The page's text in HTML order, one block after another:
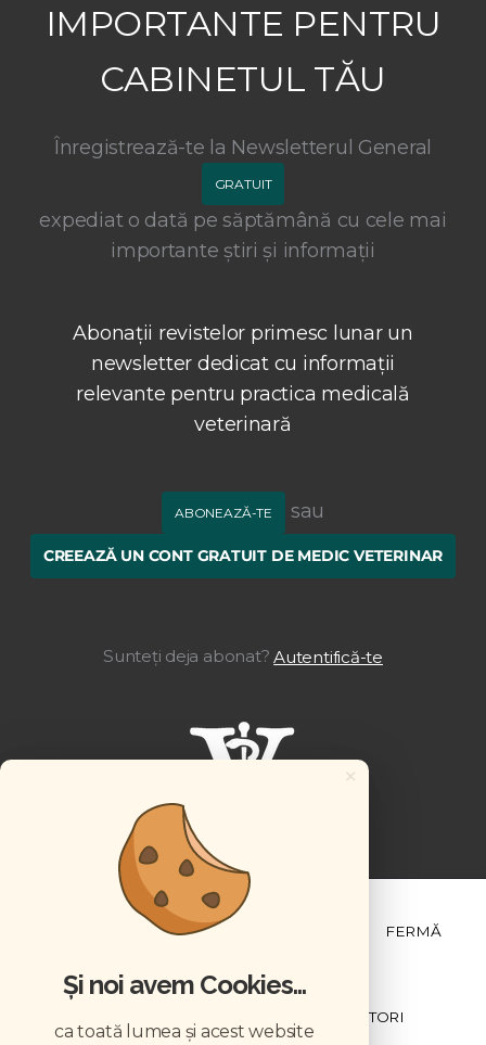
IMPORTANTE PENTRU
CABINETUL TĂU
Înregistrează-te la Newsletterul General
GRATUIT
expediat o dată pe săptămână cu cele mai
importante știri și informații
Abonații revistelor primesc lunar un
newsletter dedicat cu informații
relevante pentru practica medicală
veterinară
ABONEAZĂ-TE sau
CREEAZĂ UN CONT GRATUIT DE MEDIC VETERINAR
Sunteți deja abonat? Autentifică-te
ȘTIINȚĂ ȘI PRACTICĂ FERMĂ
CONTRIBUTORI
×
Și noi avem Cookies...
ca toată lumea și acest website